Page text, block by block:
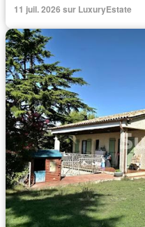
11 juil. 2026 sur LuxuryEstate